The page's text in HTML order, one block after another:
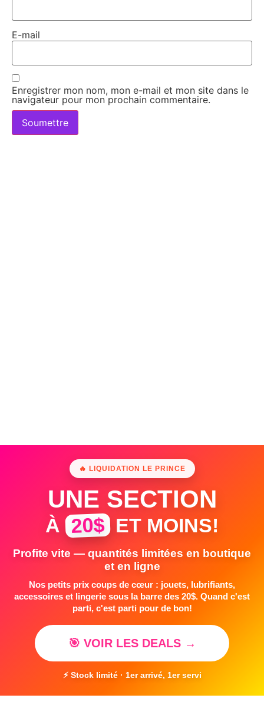
E-mail
Enregistrer mon nom, mon e-mail et mon site dans le
navigateur pour mon prochain commentaire.
🔥 LIQUIDATION LE PRINCE
UNE SECTION
À 20$ ET MOINS!
Profite vite — quantités limitées en boutique
et en ligne
Nos petits prix coups de cœur : jouets, lubrifiants,
accessoires et lingerie sous la barre des 20$. Quand c'est
parti, c'est parti pour de bon!
🎯 VOIR LES DEALS →
⚡ Stock limité · 1er arrivé, 1er servi